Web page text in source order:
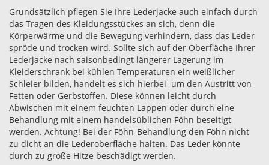
Grundsätzlich pflegen Sie Ihre Lederjacke auch einfach durch
das Tragen des Kleidungsstückes an sich, denn die
Körperwärme und die Bewegung verhindern, dass das Leder
spröde und trocken wird. Sollte sich auf der Oberfläche Ihrer
Lederjacke nach saisonbedingt längerer Lagerung im
Kleiderschrank bei kühlen Temperaturen ein weißlicher
Schleier bilden, handelt es sich hierbei um den Austritt von
Fetten oder Gerbstoffen. Diese können leicht durch
Abwischen mit einem feuchten Lappen oder durch eine
Behandlung mit einem handelsüblichen Föhn beseitigt
werden. Achtung! Bei der Föhn-Behandlung den Föhn nicht
zu dicht an die Lederoberfläche halten. Das Leder könnte
durch zu große Hitze beschädigt werden.